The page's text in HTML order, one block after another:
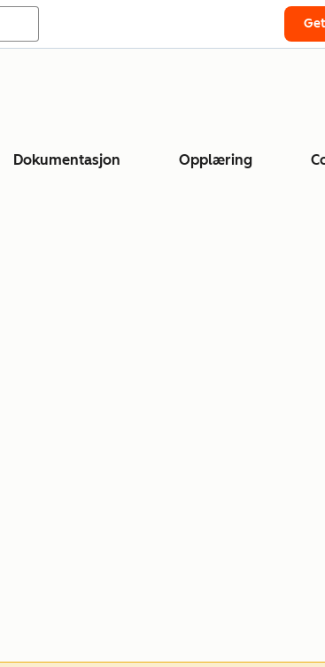
Dokumentasjon Opplæring